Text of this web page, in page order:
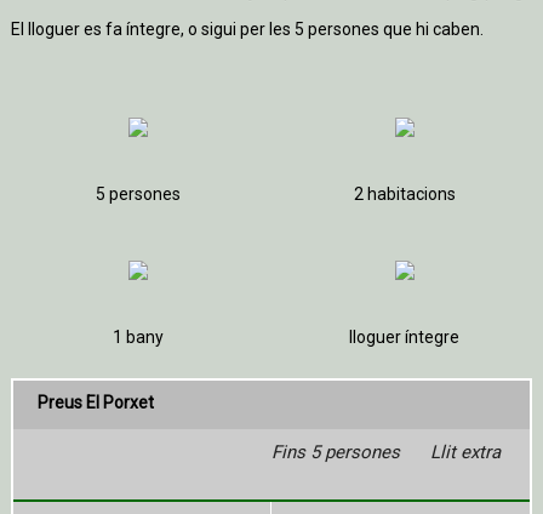
El lloguer es fa í­ntegre, o sigui per les 5 persones que hi caben.
5 persones 2 habitacions
1 bany lloguer íntegre
Preus El Porxet
Fins 5 persones Llit extra